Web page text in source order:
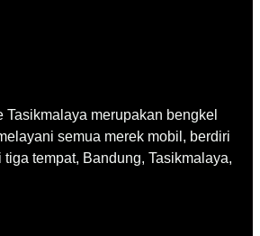
Tasikmalaya merupakan bengkel
semua merek mobil, berdiri
tempat, Bandung, Tasikmalaya,